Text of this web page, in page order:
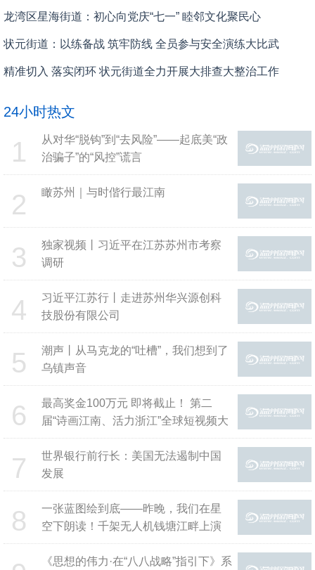
龙湾区星海街道：初心向党庆“七一” 睦邻文化聚民心
状元街道：以练备战 筑牢防线 全员参与安全演练大比武
精准切入 落实闭环 状元街道全力开展大排查大整治工作
24小时热文
1
从对华“脱钩”到“去风险”——起底美“政
治骗子”的“风控”谎言
2 瞰苏州｜与时偕行最江南
3
独家视频丨习近平在江苏苏州市考察
调研
4
习近平江苏行丨走进苏州华兴源创科
技股份有限公司
5
潮声丨从马克龙的“吐槽”，我们想到了
乌镇声音
6
最高奖金100万元 即将截止！ 第二
届“诗画江南、活力浙江”全球短视频大
赛征集进入倒计时
7
世界银行前行长：美国无法遏制中国
发展
8
一张蓝图绘到底——昨晚，我们在星
空下朗读！千架无人机钱塘江畔上演
凤凰涅槃！
《思想的伟力·在“八八战略”指引下》系